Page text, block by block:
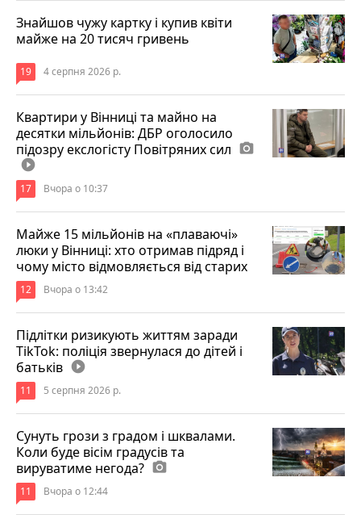
Знайшов чужу картку і купив квіти
майже на 20 тисяч гривень
19 4 серпня 2026 р.
Квартири у Вінниці та майно на
десятки мільйонів: ДБР оголосило
підозру екслогісту Повітряних сил photo_camera
play_circle_filled
17 Вчора о 10:37
Майже 15 мільйонів на «плаваючі»
люки у Вінниці: хто отримав підряд і
чому місто відмовляється від старих
12 Вчора о 13:42
Підлітки ризикують життям заради
TikTok: поліція звернулася до дітей і
батьків play_circle_filled
11 5 серпня 2026 р.
Сунуть грози з градом і шквалами.
Коли буде вісім градусів та
вируватиме негода? photo_camera
11 Вчора о 12:44